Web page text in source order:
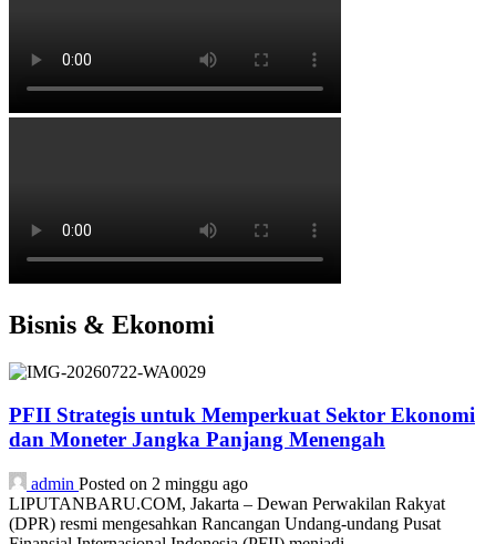
Bisnis & Ekonomi
PFII Strategis untuk Memperkuat Sektor Ekonomi
dan Moneter Jangka Panjang Menengah
admin Posted on 2 minggu ago
LIPUTANBARU.COM, Jakarta – Dewan Perwakilan Rakyat
(DPR) resmi mengesahkan Rancangan Undang-undang Pusat